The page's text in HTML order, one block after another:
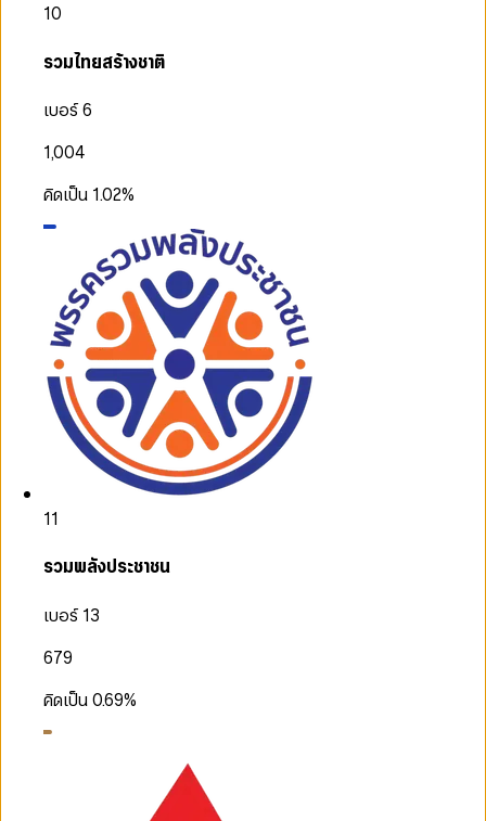
10
รวมไทยสร้างชาติ
เบอร์ 6
1,004
คิดเป็น 1.02%
11
รวมพลังประชาชน
เบอร์ 13
679
คิดเป็น0.69%